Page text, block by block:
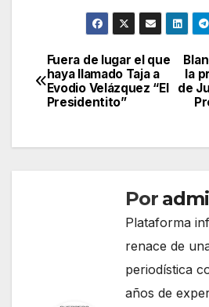
Navegación
de
la
de
Fuera de lugar el que
haya llamado Taja a
Evodio Velázquez “El
Presidentito”
Por
Plataforma
renace de
periodística
años de